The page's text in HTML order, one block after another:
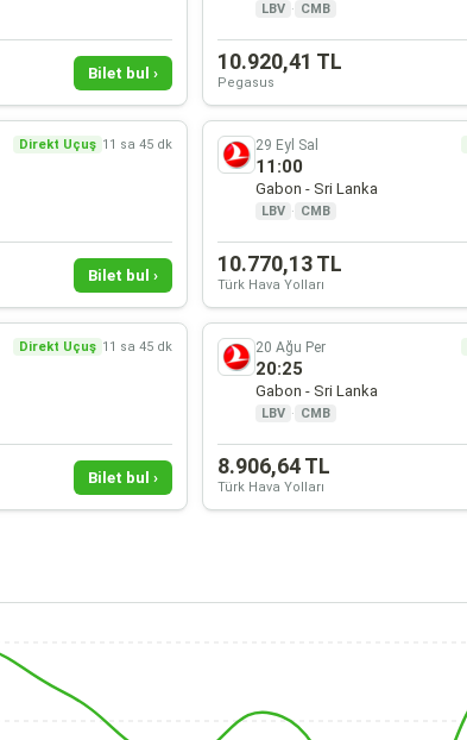
Bilet bul ›
LBV · CMB
10.920,41 TL
Pegasus
Direkt Uçuş 11 sa 45 dk
Bilet bul ›
29 Eyl Sal
11:00
Gabon - Sri Lanka
LBV · CMB
10.770,13 TL
Türk Hava Yolları
Direkt Uçuş 11 sa 45 dk
Bilet bul ›
20 Ağu Per
20:25
Gabon - Sri Lanka
LBV · CMB
8.906,64 TL
Türk Hava Yolları